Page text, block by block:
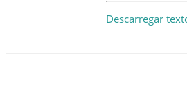
Descarregar